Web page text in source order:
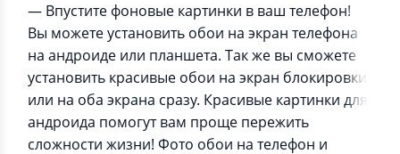
— Впустите фоновые картинки в ваш телефон!
Вы можете установить обои на экран телефона
на андроиде или планшета. Так же вы сможете
установить красивые обои на экран блокировки
или на оба экрана сразу. Красивые картинки для
андроида помогут вам проще пережить
сложности жизни! Фото обои на телефон и